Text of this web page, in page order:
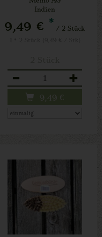
70 cm
Indien
9,49 € * / 2 Stück
9,49 €